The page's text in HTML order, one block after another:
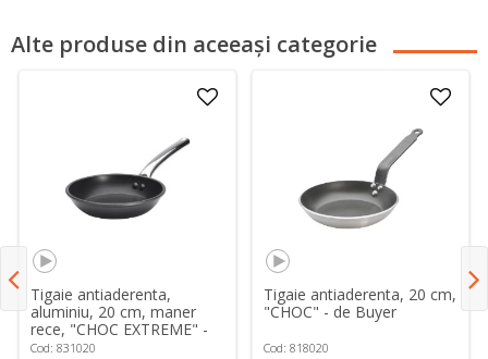
Alte produse din aceeași categorie
Tigaie antiaderenta,
aluminiu, 20 cm, maner
rece, "CHOC EXTREME" -
de Buyer
Cod: 831020
Tigaie antiaderenta, 20 cm,
"CHOC" - de Buyer
Cod: 818020